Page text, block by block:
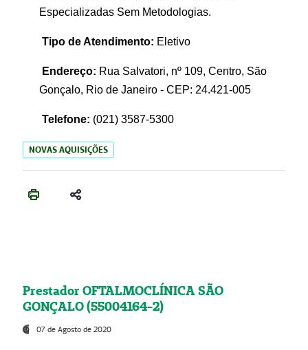
Especializadas Sem Metodologias.
Tipo de Atendimento: Eletivo
Endereço: Rua Salvatori, nº 109, Centro, São
Gonçalo, Rio de Janeiro - CEP: 24.421-005
Telefone: (021) 3587-5300
NOVAS AQUISIÇÕES
Prestador OFTALMOCLÍNICA SÃO
GONÇALO (55004164-2)
07 de Agosto de 2020